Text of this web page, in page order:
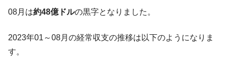
『Money1』
韓国型イージス搭載の次世代駆逐艦
『Money1』
【対日本円】ウォン安が急進！ 日米の協調
に韓国がいっちょがみしたのでは。
08月は約48億ドルの黒字となりました。
2023年01～08月の経常収支の推移は以下のようになりま
す。